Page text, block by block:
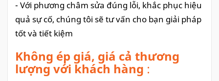
- Với phương châm sửa đúng lỗi, khắc phục hiệu
quả sự cố, chúng tôi sẽ tư vấn cho bạn giải pháp
tốt và tiết kiệm
Không ép giá, giá cả thương
lượng với khách hàng :